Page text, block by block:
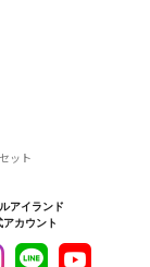
ット
アイランド
アカウント